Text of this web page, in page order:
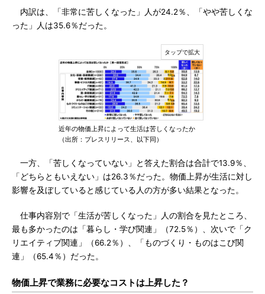
内訳は、「非常に苦しくなった」人が24.2％、「やや苦しくな
った」人は35.6％だった。
近年の物価上昇によって生活は苦しくなったか
（出所：プレスリリース、以下同）
一方、「苦しくなっていない」と答えた割合は合計で13.9％、
「どちらともいえない」は26.3％だった。物価上昇が生活に対し
影響を及ぼしていると感じている人の方が多い結果となった。
仕事内容別で「生活が苦しくなった」人の割合を見たところ、
最も多かったのは「暮らし・学び関連」（72.5％）、次いで「ク
リエイティブ関連」（66.2％）、「ものづくり・ものはこび関
連」（65.4％）だった。
物価上昇で業務に必要なコストは上昇した？